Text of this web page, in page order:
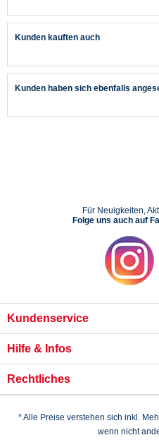
Kunden kauften auch
Kunden haben sich ebenfalls
Für Neuigkeiten,
Folge uns auch auf
Kundenservice
Hilfe & Infos
Rechtliches
* Alle Preise verstehen sich inkl.
wenn nicht